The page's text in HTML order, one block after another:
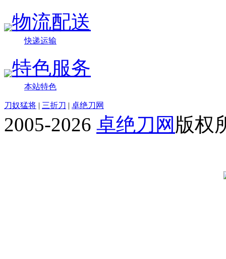
物流配送
快递运输
特色服务
本站特色
刀奴猛将 | 三折刀 | 卓绝刀网
2005-2026 卓绝刀网 版权